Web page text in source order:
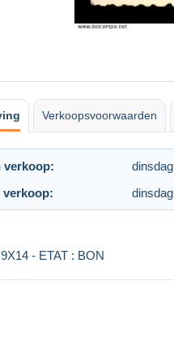
Verkoopsvoorwaarden
verkoop:
verkoop:
- ETAT : BON